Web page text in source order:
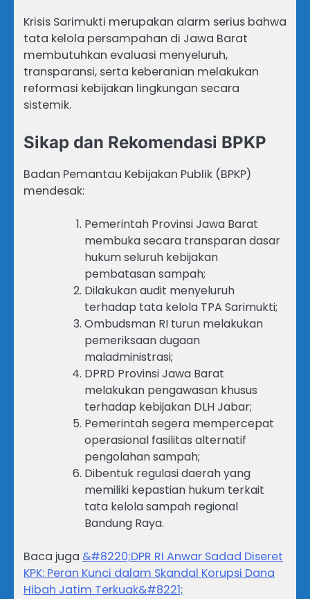
Krisis Sarimukti merupakan alarm serius bahwa
tata kelola persampahan di Jawa Barat
membutuhkan evaluasi menyeluruh,
transparansi, serta keberanian melakukan
reformasi kebijakan lingkungan secara
sistemik.
Sikap dan Rekomendasi BPKP
Badan Pemantau Kebijakan Publik (BPKP)
mendesak:
Pemerintah Provinsi Jawa Barat
membuka secara transparan dasar
hukum seluruh kebijakan
pembatasan sampah;
Dilakukan audit menyeluruh
terhadap tata kelola TPA Sarimukti;
Ombudsman RI turun melakukan
pemeriksaan dugaan
maladministrasi;
DPRD Provinsi Jawa Barat
melakukan pengawasan khusus
terhadap kebijakan DLH Jabar;
Pemerintah segera mempercepat
operasional fasilitas alternatif
pengolahan sampah;
Dibentuk regulasi daerah yang
memiliki kepastian hukum terkait
tata kelola sampah regional
Bandung Raya.
Baca juga &#8220;DPR RI Anwar Sadad Diseret
KPK: Peran Kunci dalam Skandal Korupsi Dana
Hibah Jatim Terkuak&#8221;